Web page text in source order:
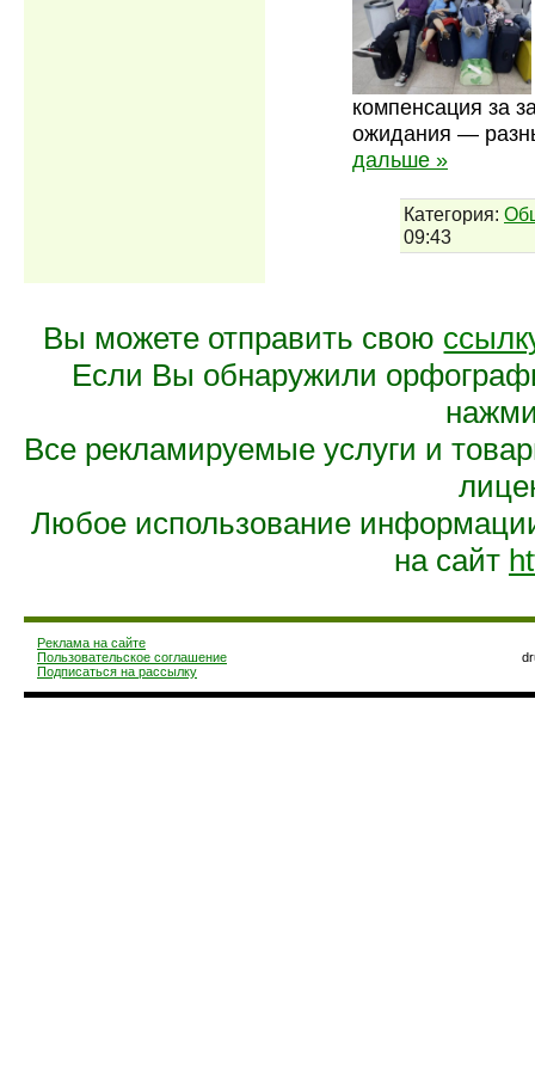
компенсация за
ожидания —
дальше »
Категория:
09:43
Вы можете отправить свою
Если Вы обнаружили
Все рекламируемые услуги и
Любое использование
на сайт
Реклама на сайте
Пользовательское соглашение
Подписаться на рассылку